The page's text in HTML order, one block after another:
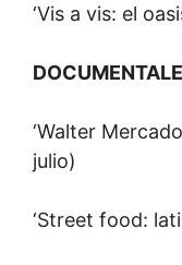
‘Vis a vis: el
‘Walter
julio)
‘Street food: